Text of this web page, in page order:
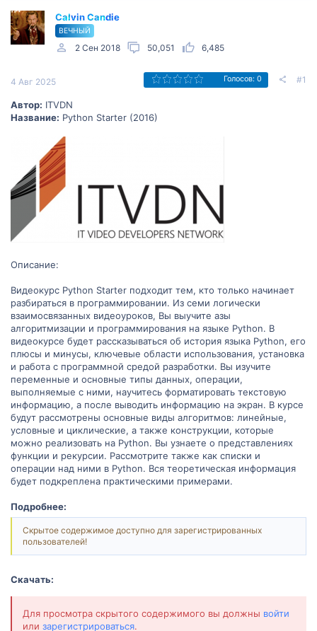
Calvin Candie
ВЕЧНЫЙ
2 Сен 2018 50,051 6,485
4 Авг 2025 Голосов: 0 #1
Автор: ITVDN
Название: Python Starter (2016)
Описание:
Видеокурс Python Starter подходит тем, кто только начинает
разбираться в программировании. Из семи логически
взаимосвязанных видеоуроков, Вы выучите азы
алгоритмизации и программирования на языке Python. В
видеокурсе будет рассказываться об история языка Python, его
плюсы и минусы, ключевые области использования, установка
и работа с программной средой разработки. Вы изучите
переменные и основные типы данных, операции,
выполняемые с ними, научитесь форматировать текстовую
информацию, а после выводить информацию на экран. В курсе
будут рассмотрены основные виды алгоритмов: линейные,
условные и циклические, а также конструкции, которые
можно реализовать на Python. Вы узнаете о представлениях
функции и рекурсии. Рассмотрите также как списки и
операции над ними в Python. Вся теоретическая информация
будет подкреплена практическими примерами.
Подробнее:
Скрытое содержимое доступно для зарегистрированных
пользователей!
Скачать:
Для просмотра скрытого содержимого вы должны войти
или зарегистрироваться.